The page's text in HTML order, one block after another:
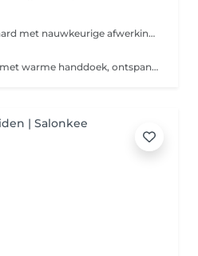
Strak in model gebrachte baard met nauwkeurige afwerking en verzorgde details voor een frisse uitstraling.
Complete baardverzorging met warme handdoek, ontspanning en een nauwkeurige trim. Voor een perfecte verzorgde en frisse uitstraling.